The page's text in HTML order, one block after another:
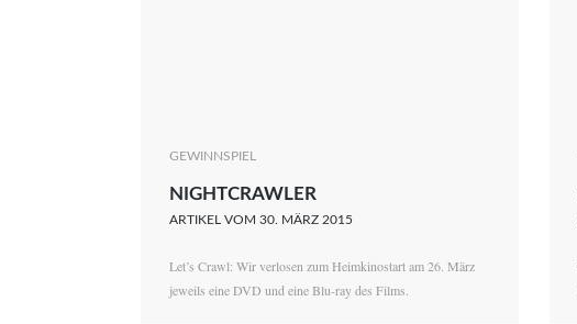
GEWINNSPIEL
NIGHTCRAWLER
ARTIKEL VOM 30. MÄRZ 2015
Let’s Crawl: Wir verlosen zum Heimkinostart am 26. März
jeweils eine DVD und eine Blu-ray des Films.